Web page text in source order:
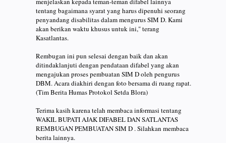
tentang bagaimana syarat yang harus dipenuhi seorang
penyandang disabilitas dalam mengurus SIM D. Kami
akan berikan waktu khusus untuk ini," terang
Kasatlantas.
Rembugan ini pun selesai dengan baik dan akan
ditindaklanjuti dengan pendataan difabel yang akan
mengajukan proses pembuatan SIM D oleh pengurus
DBM. Acara diakhiri dengan foto bersama di ruang rapat.
(Tim Berita Humas Protokol Setda Blora)
Terima kasih karena telah membaca informasi tentang
WAKIL BUPATI AJAK DIFABEL DAN SATLANTAS
REMBUGAN PEMBUATAN SIM D . Silahkan membaca
berita lainnya.